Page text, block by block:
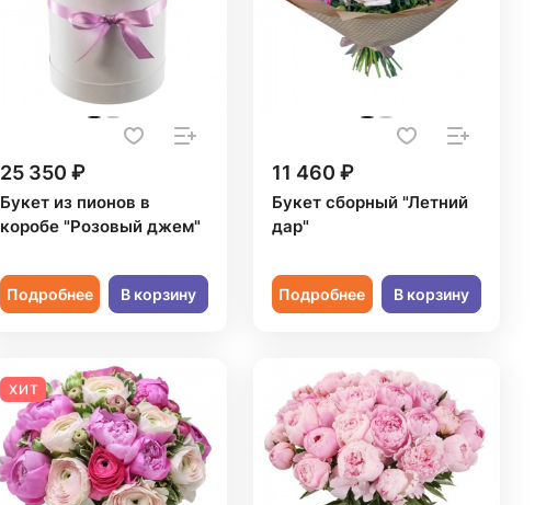
25 350 ₽
Букет из пионов в
коробе "Розовый джем"
Подробнее В корзину
11 460 ₽
Букет сборный "Летний
дар"
Подробнее В корзину
ХИТ